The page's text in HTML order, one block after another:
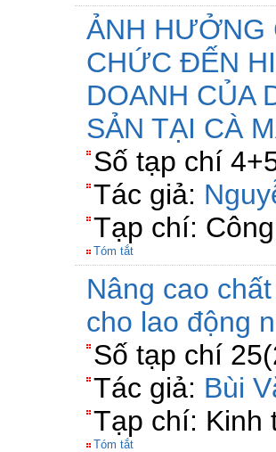
ẢNH HƯỞNG
CHỨC ĐẾN
DOANH CỦA
SẢN TẠI CÀ
Số tạp chí
Tác giả:
Tạp chí:
Tóm tắt
Nâng cao
cho lao động
Số tạp chí
Tác giả: Bùi
Tạp chí: Kinh
Tóm tắt